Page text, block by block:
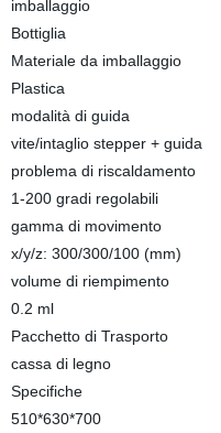
imballaggio
Bottiglia
Materiale da imballaggio
Plastica
modalità di guida
vite/intaglio stepper + guida
problema di riscaldamento
1-200 gradi regolabili
gamma di movimento
x/y/z: 300/300/100 (mm)
volume di riempimento
0.2 ml
Pacchetto di Trasporto
cassa di legno
Specifiche
510*630*700